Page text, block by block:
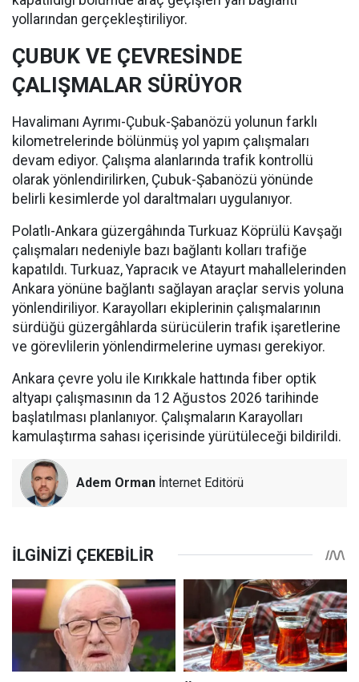
yollarından gerçekleştiriliyor.
ÇUBUK VE ÇEVRESİNDE
ÇALIŞMALAR SÜRÜYOR
Havalimanı Ayrımı-Çubuk-Şabanözü yolunun farklı
kilometrelerinde bölünmüş yol yapım çalışmaları
devam ediyor. Çalışma alanlarında trafik kontrollü
olarak yönlendirilirken, Çubuk-Şabanözü yönünde
belirli kesimlerde yol daraltmaları uygulanıyor.
Polatlı-Ankara güzergâhında Turkuaz Köprülü Kavşağı
çalışmaları nedeniyle bazı bağlantı kolları trafiğe
kapatıldı. Turkuaz, Yapracık ve Atayurt mahallelerinden
Ankara yönüne bağlantı sağlayan araçlar servis yoluna
yönlendiriliyor. Karayolları ekiplerinin çalışmalarının
sürdüğü güzergâhlarda sürücülerin trafik işaretlerine
ve görevlilerin yönlendirmelerine uyması gerekiyor.
Ankara çevre yolu ile Kırıkkale hattında fiber optik
altyapı çalışmasının da 12 Ağustos 2026 tarihinde
başlatılması planlanıyor. Çalışmaların Karayolları
kamulaştırma sahası içerisinde yürütüleceği bildirildi.
Adem Orman İnternet Editörü